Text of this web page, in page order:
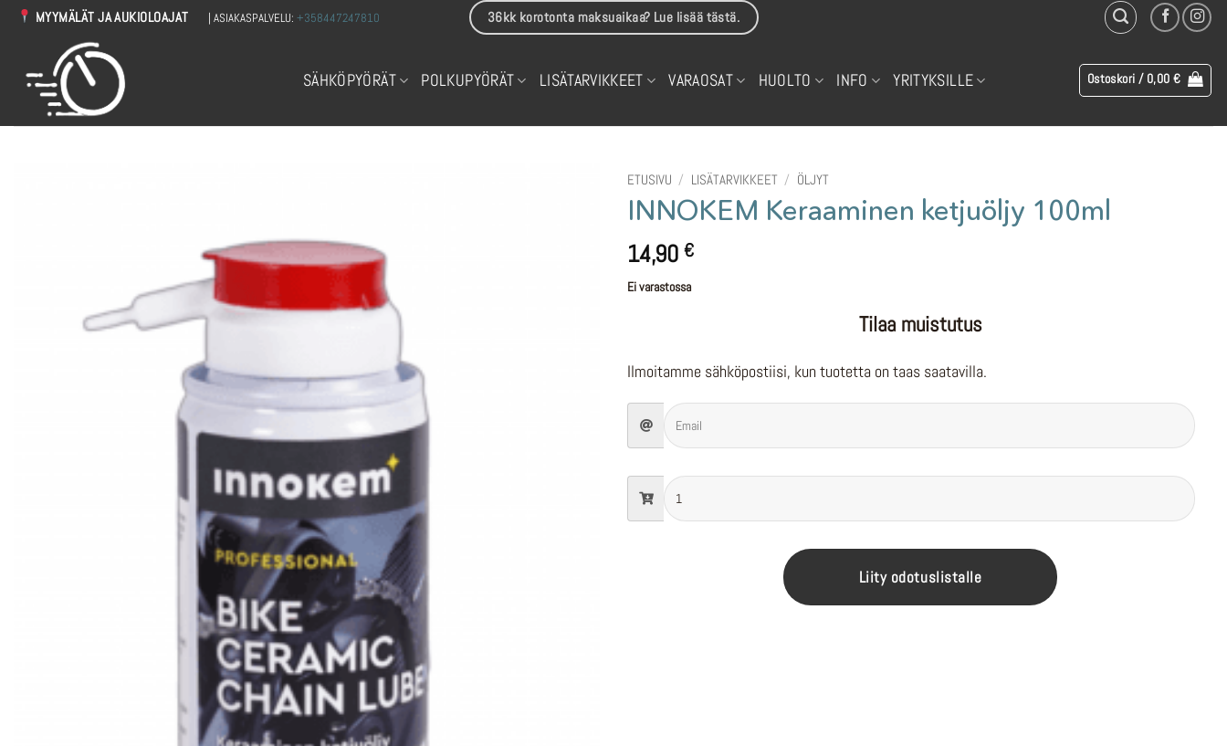
Skip
MYYMÄLÄT JA AUKIOLOAJAT | ASIAKASPALVELU:+358447247810 36kk korotonta maksuaikaa? Lue lisää tästä.
SÄHKÖPYÖRÄT POLKUPYÖRÄT LISÄTARVIKKEET VARAOSAT HUOLTO INFO YRITYKSILLE Ostoskori / 0,00 €
ETUSIVU / LISÄTARVIKKEET / ÖLJYT
INNOKEM Keraaminen ketjuöljy 100ml
14,90 €
Ei varastossa
Tilaa muistutus
Ilmoitamme sähköpostiisi, kun tuotetta on taas saatavilla.
Liity odotuslistalle